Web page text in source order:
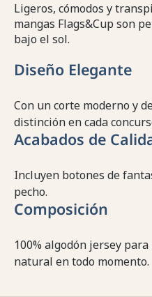
Ligeros, cómodos y
mangas Flags&Cup son
bajo el sol.
Diseño Elegante
Con un corte moderno y
distinción en cada
Acabados de
Incluyen botones de
pecho.
Composición
100% algodón jersey
natural en todo momento.